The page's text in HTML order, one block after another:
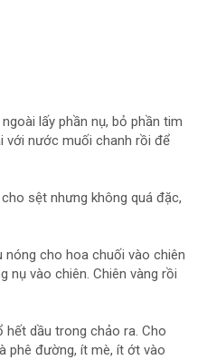
lấy phần nụ, bỏ phần tim
với nước muối chanh rồi để
sệt nhưng không quá đặc,
nóng cho hoa chuối vào chiên
nụ vào chiên. Chiên vàng rồi
dầu trong chảo ra. Cho
phê đường, ít mè, ít ớt vào